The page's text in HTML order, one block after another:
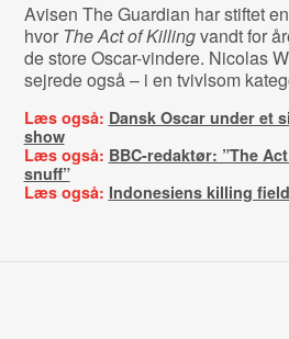
Avisen The Guardian har stiftet
hvor The Act of Killingvandt for
de store Oscar-vindere. Nicolas
sejrede også – i en tvivlsom
Læs også: Dansk Oscar under et
show
Læs også: BBC-redaktør: ”The
snuff”
Læs også: Indonesiens killing